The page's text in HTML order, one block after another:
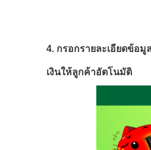
4. กรอกรายละเอียดข้อ
เงินให้ลูกค้าอัตโนมัติ